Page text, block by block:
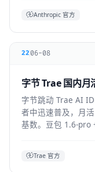
Anthropic 官方
22 06-08
字节 Trae 国内月
字节跳动 Trae AI
者中迅速普及，月
基数。豆包 1.6-pro
Trae 官方